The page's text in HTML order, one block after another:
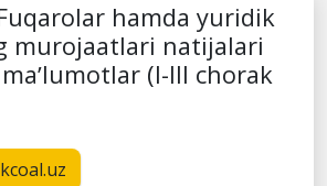
hamda yuridik
murojaatlari natijalari
maʼlumotlar (I-III chorak